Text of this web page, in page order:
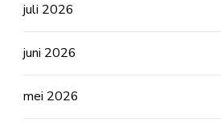
juli 2026
juni 2026
mei 2026